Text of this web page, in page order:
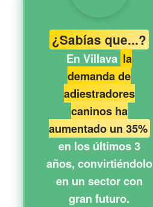
¿Sabías que...?
En Villava la
demanda de
adiestradores
caninos ha
aumentado un 35%
en los últimos 3
años, convirtiéndolo
en un sector con
gran futuro.